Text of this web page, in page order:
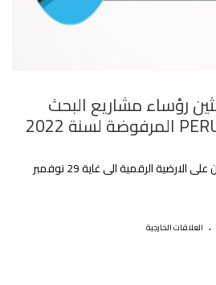
رؤساء مشاريع البحث
خاص بتمديد فترة ايداع الطعون على الارضية‎‎ الرقمية الى غاية 29 نوفمبر
. العلاقات الخارجية